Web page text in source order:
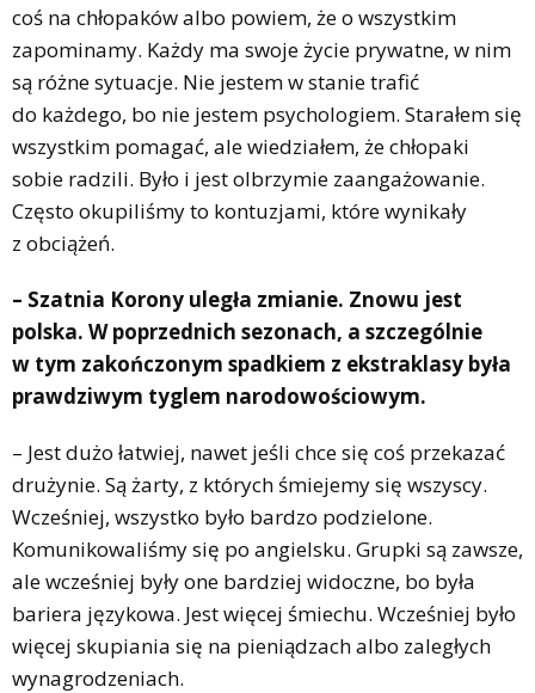
coś na chłopaków albo powiem, że o wszystkim
zapominamy. Każdy ma swoje życie prywatne, w nim
są różne sytuacje. Nie jestem w stanie trafić
do każdego, bo nie jestem psychologiem. Starałem się
wszystkim pomagać, ale wiedziałem, że chłopaki
sobie radzili. Było i jest olbrzymie zaangażowanie.
Często okupiliśmy to kontuzjami, które wynikały
z obciążeń.
– Szatnia Korony uległa zmianie. Znowu jest
polska. W poprzednich sezonach, a szczególnie
w tym zakończonym spadkiem z ekstraklasy była
prawdziwym tyglem narodowościowym.
– Jest dużo łatwiej, nawet jeśli chce się coś przekazać
drużynie. Są żarty, z których śmiejemy się wszyscy.
Wcześniej, wszystko było bardzo podzielone.
Komunikowaliśmy się po angielsku. Grupki są zawsze,
ale wcześniej były one bardziej widoczne, bo była
bariera językowa. Jest więcej śmiechu. Wcześniej było
więcej skupiania się na pieniądzach albo zaległych
wynagrodzeniach.